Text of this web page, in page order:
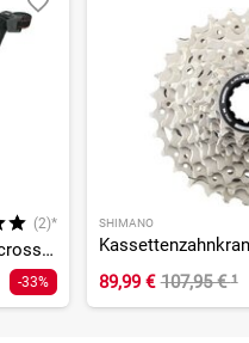
(2)*
S-Blade Rennrad/Gravel/Cyclocross Schutzblech hinten 28 Zoll
-33%
SHIMANO
89,99 € 107,95 €¹